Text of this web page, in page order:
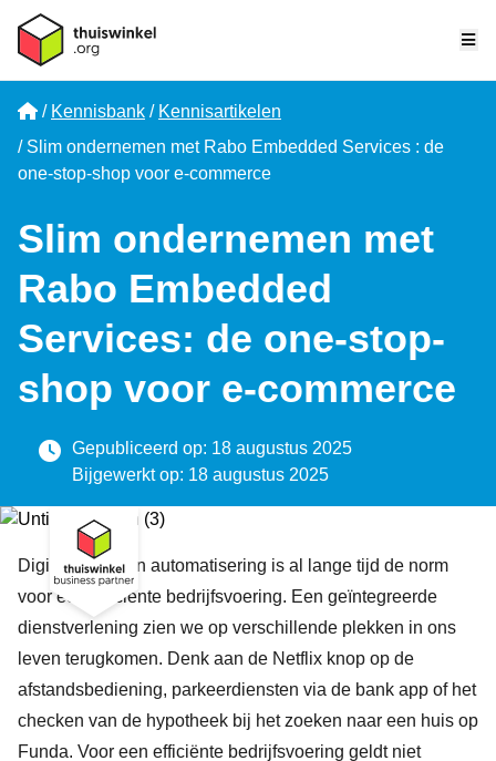
Home
Kennisbank
Kennisartikelen
Slim ondernemen met Rabo Embedded Services : de
one-stop-shop voor e-commerce
Slim ondernemen met
Rabo Embedded
Services: de one-stop-
shop voor e-commerce
Gepubliceerd op: 18 augustus 2025
Bijgewerkt op: 18 augustus 2025
Digitalisering en automatisering is al lange tijd de norm
voor een efficiënte bedrijfsvoering. Een geïntegreerde
dienstverlening zien we op verschillende plekken in ons
leven terugkomen. Denk aan de Netflix knop op de
afstandsbediening, parkeerdiensten via de bank app of het
checken van de hypotheek bij het zoeken naar een huis op
Funda. Voor een efficiënte bedrijfsvoering geldt niet